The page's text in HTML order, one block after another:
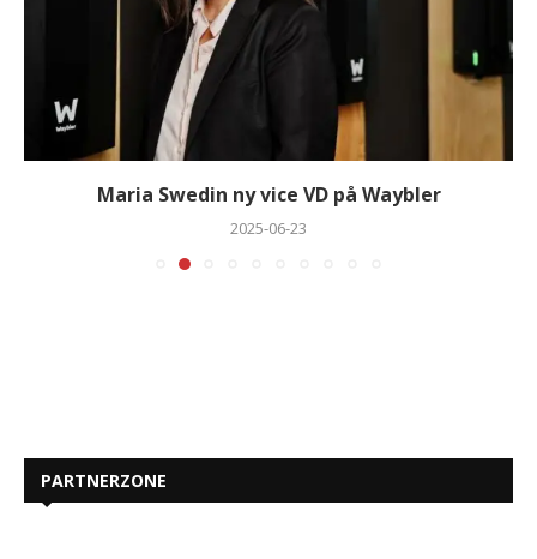
Maria Swedin ny vice VD på Waybler
2025-06-23
PARTNERZONE